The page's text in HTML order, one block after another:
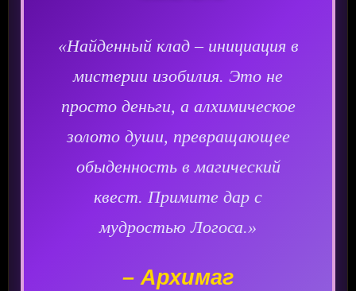
«Найденный клад – инициация в
мистерии изобилия. Это не
просто деньги, а алхимическое
золото души, превращающее
обыденность в магический
квест. Примите дар с
мудростью Логоса.»
– Архимаг